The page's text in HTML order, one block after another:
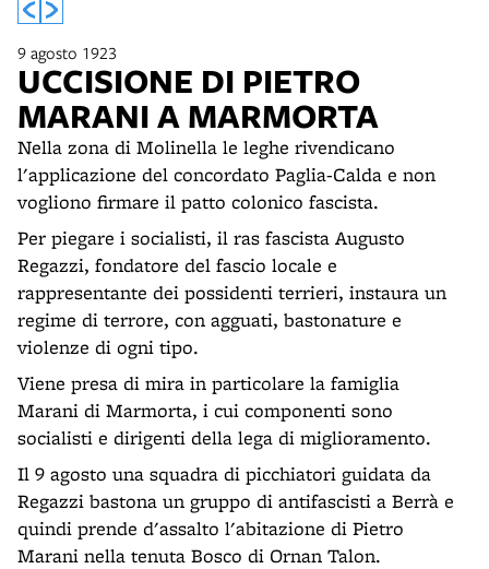
9 agosto 1923
UCCISIONE DI PIETRO
MARANI A MARMORTA
Nella zona di Molinella le leghe rivendicano
l'applicazione del concordato Paglia-Calda e non
vogliono firmare il patto colonico fascista.
Per piegare i socialisti, il ras fascista Augusto
Regazzi, fondatore del fascio locale e
rappresentante dei possidenti terrieri, instaura un
regime di terrore, con agguati, bastonature e
violenze di ogni tipo.
Viene presa di mira in particolare la famiglia
Marani di Marmorta, i cui componenti sono
socialisti e dirigenti della lega di miglioramento.
Il 9 agosto una squadra di picchiatori guidata da
Regazzi bastona un gruppo di antifascisti a Berrà e
quindi prende d'assalto l'abitazione di Pietro
Marani nella tenuta Bosco di Ornan Talon.